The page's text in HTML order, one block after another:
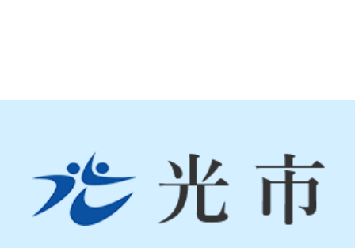
市
Hikari